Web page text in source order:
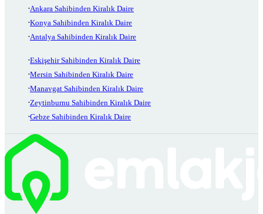
Ankara Sahibinden Kiralık Daire
Konya Sahibinden Kiralık Daire
Antalya Sahibinden Kiralık Daire
Eskişehir Sahibinden Kiralık Daire
Mersin Sahibinden Kiralık Daire
Manavgat Sahibinden Kiralık Daire
Zeytinburnu Sahibinden Kiralık Daire
Gebze Sahibinden Kiralık Daire